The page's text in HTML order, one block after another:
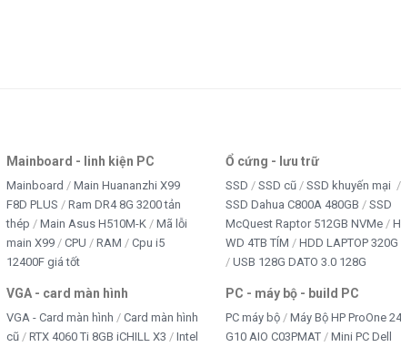
TRÒ CHƠI TRẺ EM
WEB CAM
Mainboard - linh kiện PC
Mainboard
Main Huananzhi X99
F8D PLUS
Ram DR4 8G 3200 tản
thép
Main Asus H510M-K
Mã lỗi
main X99
CPU RAM
Cpu i5
12400F giá tốt
VGA - card màn hình
VGA - Card màn hình
Card màn hình
cũ
RTX 4060 Ti 8GB iCHILL X3
Intel
Ổ cứng - lưu trữ
SSD SSD cũ
SSD khuyến mại
SSD Dahua C800A 480GB
SSD
McQuest Raptor 512GB NVMe
WD 4TB TÍM
HDD LAPTOP 320G
USB 128G DATO 3.0 128G
PC - máy bộ - build PC
PC máy bộ
Máy Bộ HP ProOne
G10 AIO C03PMAT
Mini PC Dell